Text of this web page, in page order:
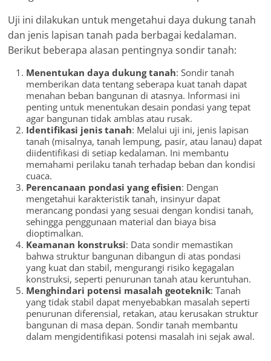
Uji ini dilakukan untuk mengetahui daya dukung tanah
dan jenis lapisan tanah pada berbagai kedalaman.
Berikut beberapa alasan pentingnya sondir tanah:
Menentukan daya dukung tanah: Sondir tanah
memberikan data tentang seberapa kuat tanah dapat
menahan beban bangunan di atasnya. Informasi ini
penting untuk menentukan desain pondasi yang tepat
agar bangunan tidak amblas atau rusak.
Identifikasi jenis tanah: Melalui uji ini, jenis lapisan
tanah (misalnya, tanah lempung, pasir, atau lanau) dapat
diidentifikasi di setiap kedalaman. Ini membantu
memahami perilaku tanah terhadap beban dan kondisi
cuaca.
Perencanaan pondasi yang efisien: Dengan
mengetahui karakteristik tanah, insinyur dapat
merancang pondasi yang sesuai dengan kondisi tanah,
sehingga penggunaan material dan biaya bisa
dioptimalkan.
Keamanan konstruksi: Data sondir memastikan
bahwa struktur bangunan dibangun di atas pondasi
yang kuat dan stabil, mengurangi risiko kegagalan
konstruksi, seperti penurunan tanah atau keruntuhan.
Menghindari potensi masalah geoteknik: Tanah
yang tidak stabil dapat menyebabkan masalah seperti
penurunan diferensial, retakan, atau kerusakan struktur
bangunan di masa depan. Sondir tanah membantu
dalam mengidentifikasi potensi masalah ini sejak awal.